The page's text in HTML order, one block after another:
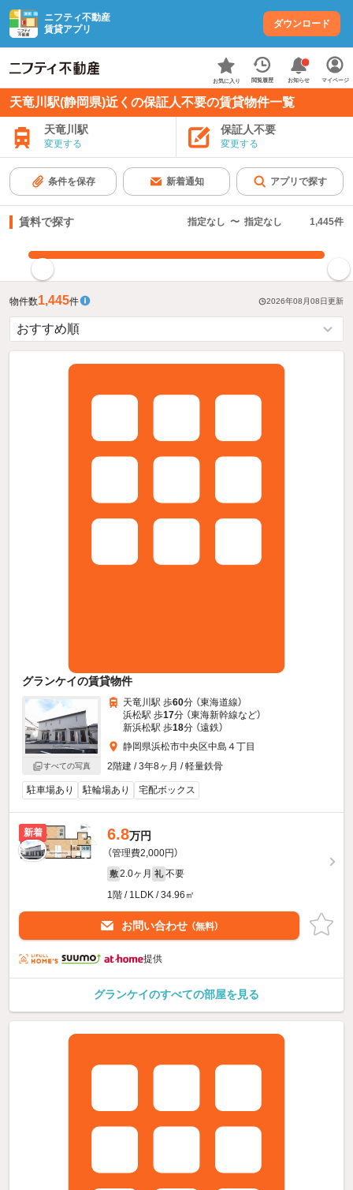
ニフティ不動産
賃貸アプリ
ダウンロード
お気に入り 閲覧履歴 お知らせ マイページ
天竜川駅(静岡県)近くの保証人不要の賃貸物件一覧
天竜川駅
変更する
保証人不要
変更する
条件を保存 新着通知 アプリで探す
賃料で探す 指定なし 〜 指定なし 1,445件
物件数1,445件 2026年08月08日更新
グランケイの賃貸物件
すべての写真
天竜川駅 歩60分 （東海道線）
浜松駅 歩17分 （東海新幹線など）
新浜松駅 歩18分 （遠鉄）
静岡県浜松市中央区中島４丁目
2階建 / 3年8ヶ月 / 軽量鉄骨
駐車場あり 駐輪場あり 宅配ボックス
新着 6.8万円
（管理費2,000円）
敷 2.0ヶ月 礼 不要
1階 / 1LDK / 34.96㎡
お問い合わせ （無料）
提供
グランケイのすべての部屋を見る